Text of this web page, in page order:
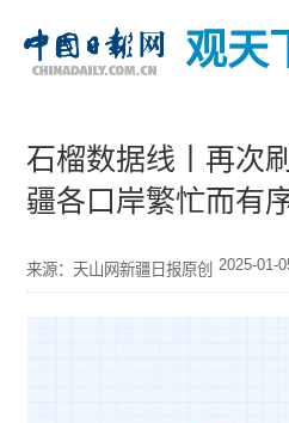
观天
石榴数据线丨再次
疆各口岸繁忙而有
来源：天山网新疆日报原创 2025-01-